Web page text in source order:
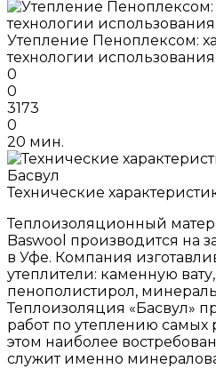
Утепление Пеноплексом:
технологии использования
0
0
3173
0
20 мин.
Технические
Теплоизоляционный
Baswool производится на
в Уфе. Компания
утеплители: каменную вату,
пенополистирол,
Теплоизоляция «Басвул»
работ по утеплению самых
этом наиболее
служит именно